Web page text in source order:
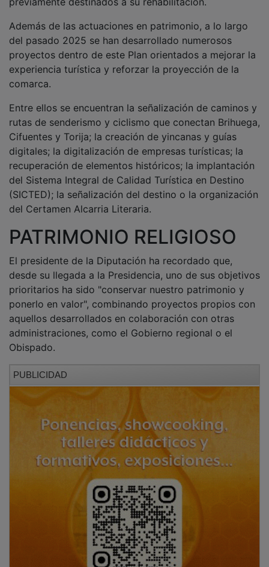
del pasado 2025 se han desarrollado numerosos
proyectos dentro de este Plan orientados a mejorar la
experiencia turística y reforzar la proyección de la
comarca.
rutas de senderismo y ciclismo que conectan Brihuega,
Cifuentes y Torija; la creación de yincanas y guías
digitales; la digitalización de empresas turísticas; la
recuperación de elementos históricos; la implantación
del Sistema Integral de Calidad Turística en Destino
(SICTED); la señalización del destino o la organización
del Certamen Alcarria Literaria.
PATRIMONIO RELIGIOSO
desde su llegada a la Presidencia, uno de sus objetivos
prioritarios ha sido "conservar nuestro patrimonio y
ponerlo en valor", combinando proyectos propios con
aquellos desarrollados en colaboración con otras
administraciones, como el Gobierno regional o el
Obispado.